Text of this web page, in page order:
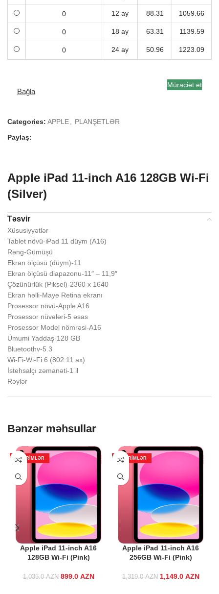
12 ay 88.31 1059.66
18 ay 63.31 1139.59
24 ay 50.96 1223.09
Bağla
Müraciət et
Categories: APPLE, PLANŞETLƏR
Paylaş:
Apple iPad 11-inch A16 128GB Wi-Fi
(Silver)
Təsvir
Xüsusiyyətlər
Tablet növü-iPad 11 düym (A16)
Rəng-Gümüşü
Ekran ölçüsü (düym)-11
Ekran ölçüsü diapazonu-11″ – 11,9″
Çözünürlük (Piksel)-2360 x 1640
Ekran həlli-Maye Retina ekranı
Prosessor növü-Apple A16
Prosessor nüvələri-5 əsas
Prosessor Model nömrəsi-A16
Ümumi Yaddaş-128 GB
Bluetoothv-5.3
Wi-Fi-Wi-Fi 6 (802.11 ax)
İstehsalçı zəmanəti-1 il
Rəylər
Bənzər məhsullar
ENDIRIMLƏR
Apple iPad 11-inch A16
128GB Wi-Fi (Pink)
1,035.0AZN
Original price
899.0 AZN
Current
ENDIRIMLƏR
Apple iPad 11-inch A16
256GB Wi-Fi (Pink)
1,319.0AZN
Original price
1,149.0 AZN